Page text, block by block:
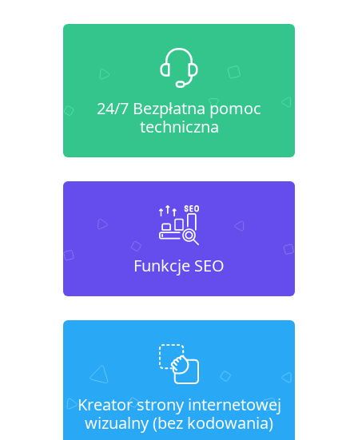
24/7 Bezpłatna pomoc
techniczna
Funkcje SEO
Kreator strony internetowej
wizualny (bez kodowania)